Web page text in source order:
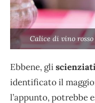
Calice di vino
Ebbene, gli
identificato il
l’appunto, potrebbe